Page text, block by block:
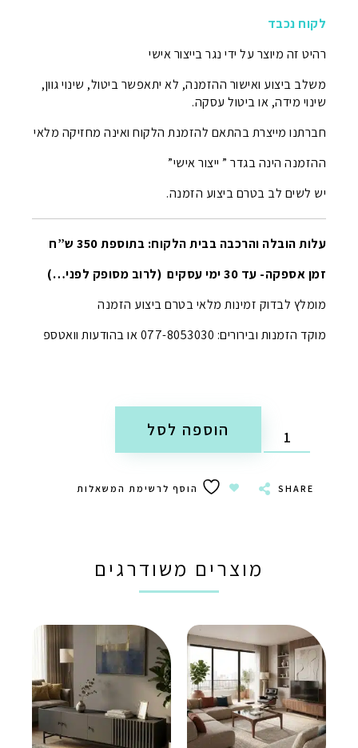
לקוח נכבד
רהיט זה מיוצר על ידי נגר בייצור אישי
משלב ביצוע ואישור ההזמנה, לא יתאפשר ביטול, שינוי גוון,
שינוי מידה, או ביטול עסקה.
חברתנו מייצרת בהתאם להזמנת הלקוח ואינה מחזיקה מלאי
ההזמנה הינה בגדר ” ייצור אישי”
יש לשים לב בטרם ביצוע הזמנה.
עלות הובלה והרכבה בבית הלקוח: בתוספת 350 ש”ח
זמן אספקה- עד 30 ימי עסקים (לרוב מסופק לפני…)
מומלץ לבדוק זמינות מלאי בטרם ביצוע הזמנה
מוקד הזמנות ובירורים: 077-8053030 או בהודעות וואטספ
הוספה לסל
SHARE הוסף לרשימת המשאלות
מוצרים משודרגים